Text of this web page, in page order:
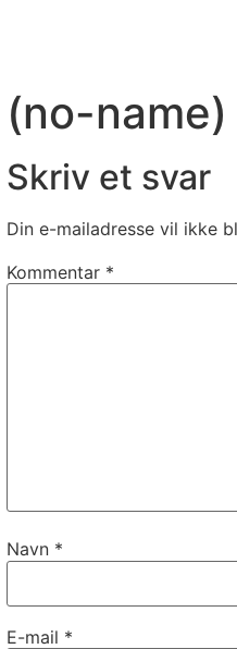
(no-name)
Skriv et svar
Din e-mailadresse vil ikke
Kommentar *
Navn *
E-mail *